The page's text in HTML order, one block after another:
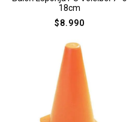
18cm
$8.990